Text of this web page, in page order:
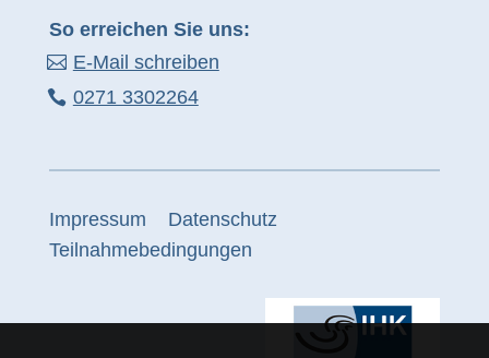
So erreichen Sie uns:
E-Mail schreiben
0271 3302264
Impressum
Datenschutz
Teilnahmebedingungen